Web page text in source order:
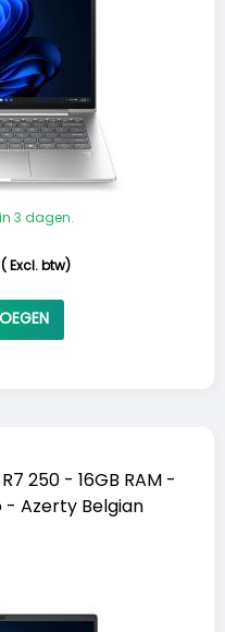
3 dagen.
( Excl. btw)
250 - 16GB RAM -
- Azerty Belgian